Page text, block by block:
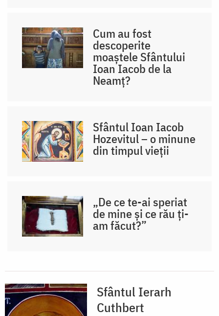
Cum au fost
descoperite
moaștele Sfântului
Ioan Iacob de la
Neamț?
Sfântul Ioan Iacob
Hozevitul – o minune
din timpul vieții
„De ce te-ai speriat
de mine și ce rău ți-
am făcut?”
Sfântul Ierarh
Cuthbert